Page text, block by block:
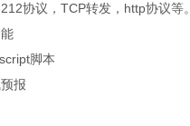
协议，TCP转发，http协议等。
脚本
报